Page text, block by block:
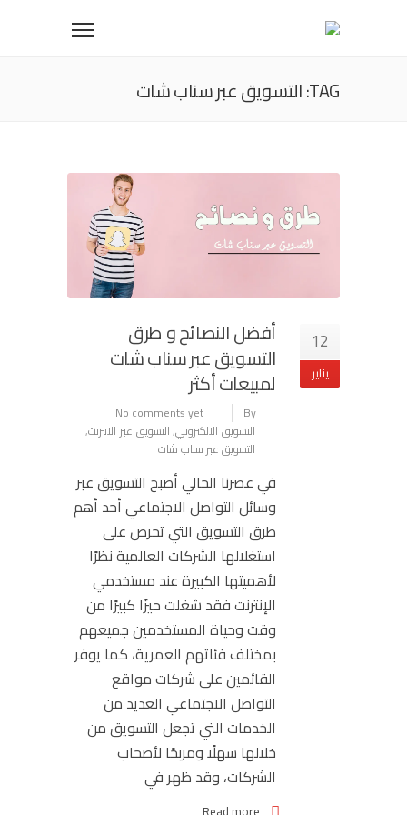
TAG: التسويق عبر سناب شات
12
يناير
أفضل النصائح و طرق
التسويق عبر سناب شات
لمبيعات أكثر
By
No comments yet
التسويق الالكتروني,التسويق عبر الانترنت,
التسويق عبر سناب شات
في عصرنا الحالي أصبح التسويق عبر
وسائل التواصل الاجتماعي أحد أهم
طرق التسويق التي تحرص على
استغلالها الشركات العالمية نظرًا
لأهميتها الكبيرة عند مستخدمي
الإنترنت فقد شغلت حيزًا كبيرًا من
وقت وحياة المستخدمين جميعهم
بمختلف فئاتهم العمرية، كما يوفر
القائمين على شركات مواقع
التواصل الاجتماعي العديد من
الخدمات التي تجعل التسويق من
خلالها سهلًا ومربحًا لأصحاب
الشركات، وقد ظهر في